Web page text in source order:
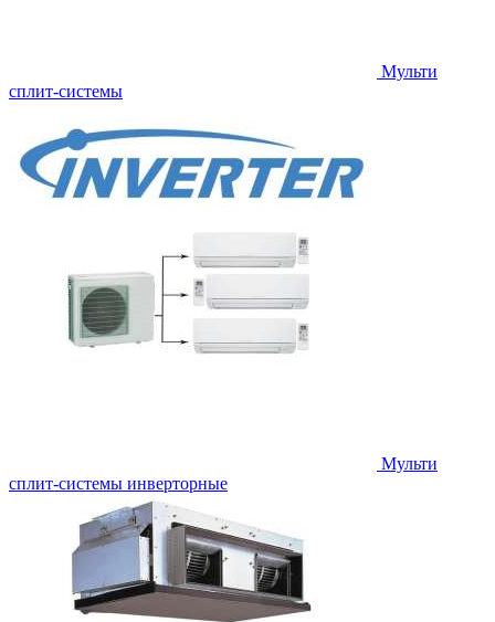
Мульти
сплит-системы
Мульти
сплит-системы инверторные